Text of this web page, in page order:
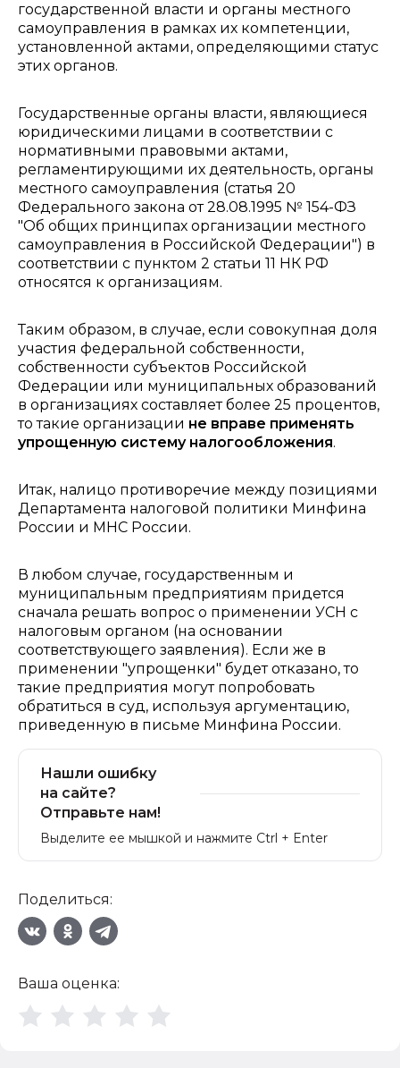
государственной власти и органы местного
самоуправления в рамках их компетенции,
установленной актами, определяющими статус
этих органов.
Государственные органы власти, являющиеся
юридическими лицами в соответствии с
нормативными правовыми актами,
регламентирующими их деятельность, органы
местного самоуправления (статья 20
Федерального закона от 28.08.1995 № 154-ФЗ
"Об общих принципах организации местного
самоуправления в Российской Федерации") в
соответствии с пунктом 2 статьи 11 НК РФ
относятся к организациям.
Таким образом, в случае, если совокупная доля
участия федеральной собственности,
собственности субъектов Российской
Федерации или муниципальных образований
в организациях составляет более 25 процентов,
то такие организации не вправе применять
упрощенную систему налогообложения.
Итак, налицо противоречие между позициями
Департамента налоговой политики Минфина
России и МНС России.
В любом случае, государственным и
муниципальным предприятиям придется
сначала решать вопрос о применении УСН с
налоговым органом (на основании
соответствующего заявления). Если же в
применении "упрощенки" будет отказано, то
такие предприятия могут попробовать
обратиться в суд, используя аргументацию,
приведенную в письме Минфина России.
Нашли ошибку
на сайте?
Отправьте нам!
Выделите ее мышкой и нажмите Ctrl + Enter
Поделиться:
Ваша оценка: